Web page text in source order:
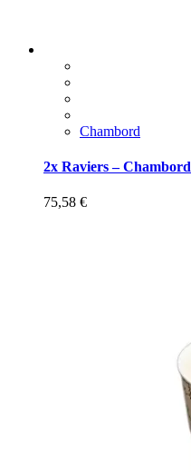
Chambord
2x Raviers – Chambord
75,58 €